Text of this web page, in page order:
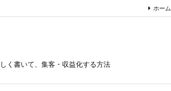
く書いて、集客・収益化する方法
ホーム